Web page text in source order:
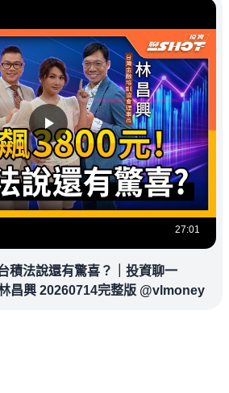
27:01
積法說還有驚喜？｜投資聊一
昌興 20260714完整版 @vlmoney